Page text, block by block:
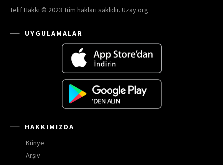
Telif Hakkı © 2023 Tüm hakları saklıdır. Uzay.org
UYGULAMALAR
HAKKIMIZDA
Künye
Arşiv